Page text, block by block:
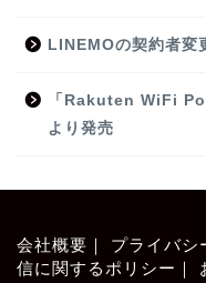
LINEMOの契約者変
「Rakuten WiFi
より発売
会社概要 ｜ プライバシ
信に関するポリシー ｜